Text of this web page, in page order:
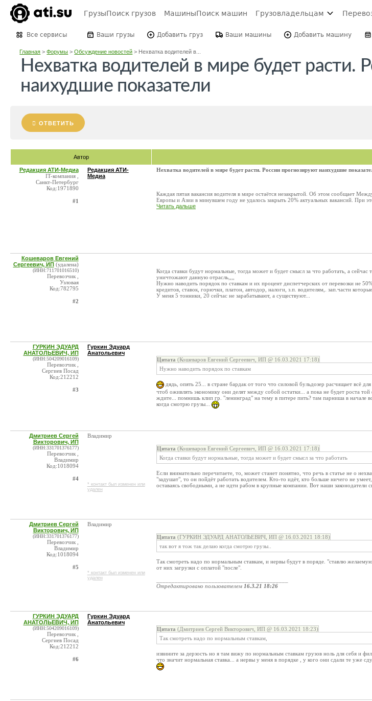
ГрузыПоиск грузов МашиныПоиск машин Грузовладельцам
Все сервисы Ваши грузы Добавить груз Ваши машины Добавить машину
Главная >Форумы >Обсуждение новостей > Нехватка водителей в...
Нехватка водителей в мире будет расти.
наихудшие показатели
ОТВЕТИТЬ
Автор
Редакция АТИ-Медиа
IT-компания ,
Санкт-Петербург
Код:1971890
#1
Редакция АТИ-
Медиа
Нехватка водителей в мире будет расти. России прогнозируют наихудшие
Каждая пятая вакансия водителя в мире остаётся незакрытой. Об этом сообщает
Европы и Азии в минувшем году не удалось закрыть 20% актуальных вакансий. При
Читать дальше
Кошеваров Евгений
Сергеевич, ИП (удалена)
(ИНН:711701016510)
Перевозчик ,
Узловая
Код:782795
#2
Когда ставки будут нормальные, тогда может и будет смысл за что работать, а
уничтожают данную отрасль,,,,
Нужно наводить порядок по ставкам и их процент диспетчерских от перевозки не
кредитов, ставок, горючки, платон, автодор, налоги, з.п. водителям,. зап.части
У меня 5 тонники, 20 сейчас не зарабатывают, а существуют...
ГУРКИН ЭДУАРД
АНАТОЛЬЕВИЧ, ИП
(ИНН:504209016109)
Перевозчик ,
Сергиев Посад
Код:212212
#3
Гуркин Эдуард
Анатольевич
Цитата (Кошеваров Евгений Сергеевич, ИП @ 16.03.2021 17:18)
Нужно наводить порядок по ставкам
дядь, опять 25... в стране бардак от того что силовой бульдозер расчищает всё
чтоб оживлять экономику они делят между собой остатки... а пока не будет роста
ждите... помнишь клип гр. "ленинград" на тему в питере пить? там парниша в начале
когда смотрю грузы...
Дмитриев Сергей
Викторович, ИП
(ИНН:331701376177)
Перевозчик ,
Владимир
Код:1018094
#4
Владимир
* контакт был изменен или
удален
Цитата (Кошеваров Евгений Сергеевич, ИП @ 16.03.2021 17:18)
Когда ставки будут нормальные, тогда может и будет смысл за что работать
Если внимательно перечитаете, то, может станет понятно, что речь в статье не о
"задушат", то он пойдёт работать водителем. Кто-то идёт, кто больше ничего не
оставаясь свободными, а не идти рабом в крупные компании. Вот наши
Дмитриев Сергей
Викторович, ИП
(ИНН:331701376177)
Перевозчик ,
Владимир
Код:1018094
#5
Владимир
* контакт был изменен или
удален
Цитата (ГУРКИН ЭДУАРД АНАТОЛЬЕВИЧ, ИП @ 16.03.2021 18:18)
так вот я тож так делаю когда смотрю грузы..
Так смотреть надо по нормальным ставкам, и нервы будут в поряде. "ставлю
от них загрузки с оплатой "после".
Отредактировано пользователем 16.3.21 18:26
ГУРКИН ЭДУАРД
АНАТОЛЬЕВИЧ, ИП
(ИНН:504209016109)
Перевозчик ,
Сергиев Посад
Код:212212
#6
Гуркин Эдуард
Анатольевич
Цитата (Дмитриев Сергей Викторович, ИП @ 16.03.2021 18:23)
Так смотреть надо по нормальным ставкам,
извините за дерзость но я там вижу по нормальным ставкам грузов ноль для себя и
что значит нормальная ставка... а нервы у меня в порядке , у кого они сдали те уже